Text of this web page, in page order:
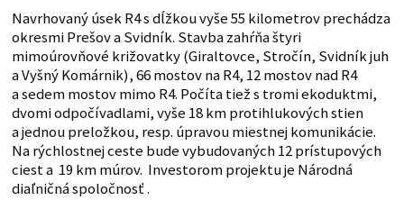
Navrhovaný úsek R4 s dĺžkou vyše 55 kilometrov prechádza
okresmi Prešov a Svidník. Stavba zahŕňa štyri
mimoúrovňové križovatky (Giraltovce, Stročín, Svidník juh
a Vyšný Komárnik), 66 mostov na R4, 12 mostov nad R4
a sedem mostov mimo R4. Počíta tiež s tromi ekoduktmi,
dvomi odpočívadlami, vyše 18 km protihlukových stien
a jednou preložkou, resp. úpravou miestnej komunikácie.
Na rýchlostnej ceste bude vybudovaných 12 prístupových
ciest a 19 km múrov. Investorom projektu je Národná
diaľničná spoločnosť .